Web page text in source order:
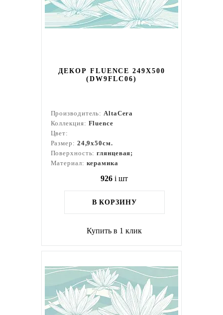
ДЕКОР FLUENCE 249X500
(DW9FLC06)
Производитель:AltaCera
Коллекция: Fluence
Цвет:
Размер: 24,9x50см.
Поверхность:глянцевая;
Материал: керамика
926 i шт
В КОРЗИНУ
Купить в 1 клик